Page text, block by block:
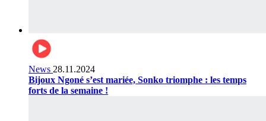
News 28.11.2024
Bijoux Ngoné s’est mariée, Sonko triomphe : les temps
forts de la semaine !